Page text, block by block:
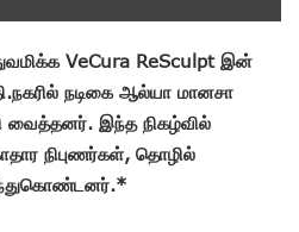
VeCura ReSculpt இன்
நடிகை ஆல்யா மானசா
வைத்தனர். இந்த நிகழ்வில்
நிபுணர்கள், தொழில்